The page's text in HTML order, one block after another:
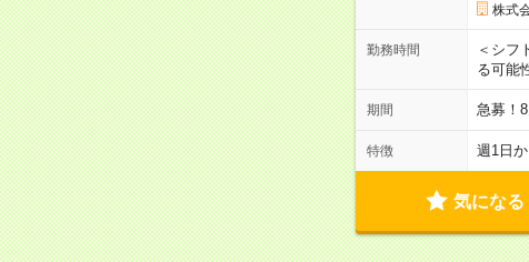
株式
勤務時間
＜シフ
る可能
期間 急募！
特徴 週1日
気になる